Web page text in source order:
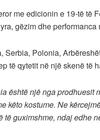
me edicionin e 19-të të
gëzim dhe performanca
Serbia, Polonia,
të qytetit në një skenë të
është një nga prodhuesit
këto kostume. Ne
guximshme, ndaj edhe